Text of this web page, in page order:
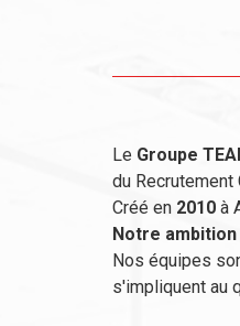
Le Groupe
du Recrutement
Créé en 2010 à
Notre
Nos équipes
s'impliquent au